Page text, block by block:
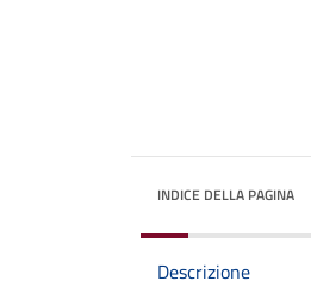
INDICE DELLA PAGINA
Descrizione